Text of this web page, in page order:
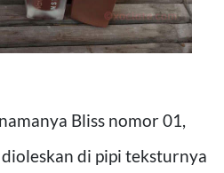
Bliss nomor 01,
dioleskan di pipi teksturnya